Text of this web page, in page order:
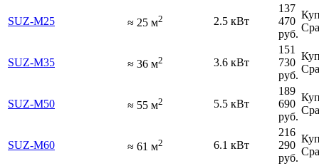
SUZ-M25 ≈ 25 м2 2.5 кВт
137
470
руб.
SUZ-M35 ≈ 36 м2 3.6 кВт
151
730
руб.
SUZ-M50 ≈ 55 м2 5.5 кВт
189
690
руб.
SUZ-M60 ≈ 61 м2 6.1 кВт
216
290
руб.